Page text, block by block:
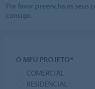
Por favor preencha os seus
consigo.
O MEU PROJETO*
COMERCIAL
RESIDENCIAL